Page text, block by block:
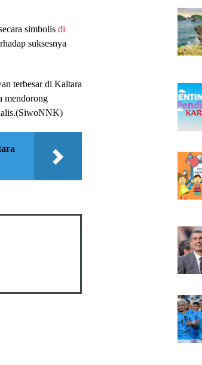
simbolis di
suksesnya
terbesar di Kaltara
mendorong